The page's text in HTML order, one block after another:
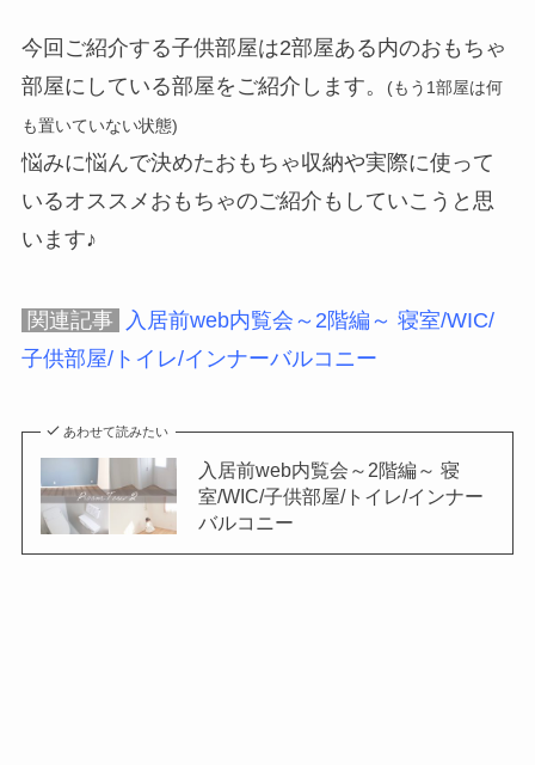
今回ご紹介する子供部屋は2部屋ある内のおもちゃ
部屋にしている部屋をご紹介します。
(もう1部屋は何
も置いていない状態)
悩みに悩んで決めたおもちゃ収納や実際に使って
いるオススメおもちゃのご紹介もしていこうと思
います♪
関連記事
入居前web内覧会～2階編～ 寝室/WIC/
子供部屋/トイレ/インナーバルコニー
あわせて読みたい
入居前web内覧会～2階編～ 寝
室/WIC/子供部屋/トイレ/インナー
バルコニー